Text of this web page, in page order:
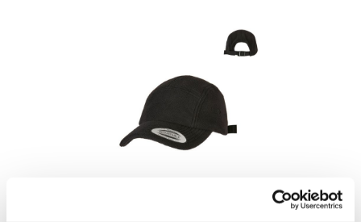
FX7005PF FLEXFIT Polar Fleece Jockey Kappe